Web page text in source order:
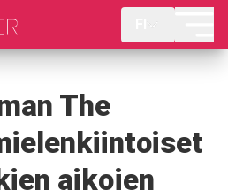
The
aikojen